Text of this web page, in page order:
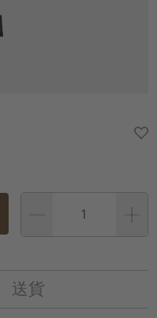
送貨